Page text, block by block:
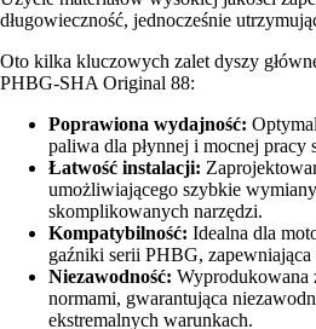
długowieczność, jednocześnie
Oto kilka kluczowych zalet dyszy
PHBG-SHA Original 88:
Poprawiona wydajność:
paliwa dla płynnej i mocnej pracy
Łatwość instalacji:
umożliwiającego szybkie
skomplikowanych narzędzi.
Kompatybilność: Idealna dla
gaźniki serii PHBG, zapewniająca
Niezawodność: Wyprodukowana
normami, gwarantująca
ekstremalnych warunkach.